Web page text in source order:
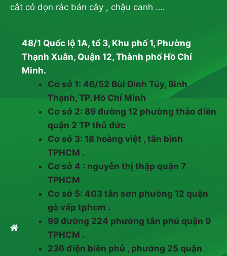
cắt cỏ dọn rác bán cây , chậu canh ….
48/1 Quốc lộ 1A, tổ 3, Khu phố 1, Phường
Thạnh Xuân, Quận 12, Thành phố Hồ Chí
Minh.
Cơ sở 1: 46/52 Bùi Đình Túy, Bình
Thạnh, TP. Hồ Chí Minh
Cơ sở 2: 89 đường 12 phường thảo điền
quận 2 TP thủ đức
Cơ sở 3: 18 hoàng việt , tân bình
TPHCM .
Cơ sở 4 : nguyễn thị thập quận 7
TPHCM
Cơ sở 5: 403 tân sơn phường 12 quận
gò vấp tphcm .
99 đường 224 phường tân phú quận 9
TPHCM .
236 điện biên phủ , phường 25 quận